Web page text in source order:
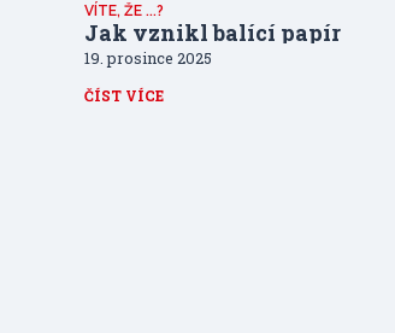
VÍTE, ŽE ...?
Jak vznikl balící papír
19. prosince 2025
ČÍST VÍCE